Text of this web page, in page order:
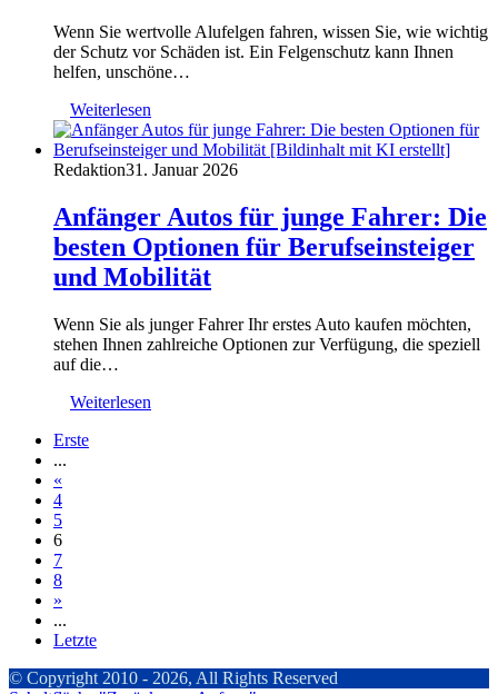
Wenn Sie wertvolle Alufelgen fahren, wissen Sie, wie wichtig
der Schutz vor Schäden ist. Ein Felgenschutz kann Ihnen
helfen, unschöne…
Weiterlesen
Redaktion31. Januar 2026
Anfänger Autos für junge Fahrer: Die
besten Optionen für Berufseinsteiger
und Mobilität
Wenn Sie als junger Fahrer Ihr erstes Auto kaufen möchten,
stehen Ihnen zahlreiche Optionen zur Verfügung, die speziell
auf die…
Weiterlesen
Erste
...
«
4
5
6
7
8
»
...
Letzte
© Copyright 2010 - 2026, All Rights Reserved